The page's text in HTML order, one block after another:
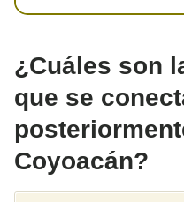
¿Cuáles son
que se
Coyoacán?